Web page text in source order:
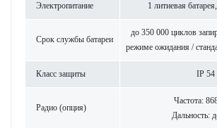
Электропитание 1 литиевая
Срок службы бат­ареи
до 350 000 циклов
режиме ожидания /
Класс защиты IP 54
Радио (опция)
Частота:
Дальность: